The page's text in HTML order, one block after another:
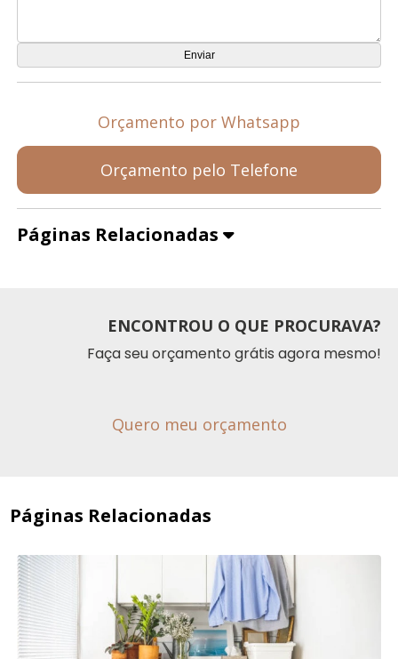
Orçamento por Whatsapp
Orçamento pelo Telefone
Páginas Relacionadas
ENCONTROU O QUE PROCURAVA?
Faça seu orçamento grátis agora mesmo!
Quero meu orçamento
Páginas Relacionadas